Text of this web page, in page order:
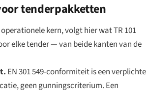
tenderpakketten
kern, volgt hier wat TR 101
elke tender — van beide kanten van de
EN 301 549-conformiteit is een verplichte
geen gunningscriterium. Een